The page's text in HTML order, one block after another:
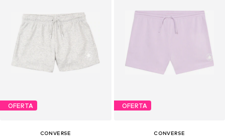
OFERTA
CONVERSE
OFERTA
CONVERSE